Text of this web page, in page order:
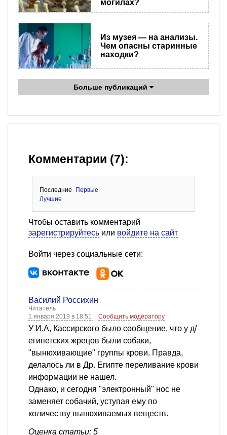
могилах?
Из музея — на анализы.
Чем опасны старинные
находки?
Больше публикаций
Комментарии (7):
Последние
Первые
Лучшие
Чтобы оставить комментарий
зарегистрируйтесь или войдите на сайт
Войти через социальные сети:
Василий Россихин
Читатель
1 января 2019 в 18:51
Сообщить модератору
У И.А, Кассирского было сообщение, что у д/
египетских жрецов были собаки,
"вынюхивающие" группы крови. Правда,
делалось ли в Др. Египте переливание крови
информации не нашел.
Однако, и сегодня "электронный" нос не
заменяет собачий, уступая ему по
количеству вынюхиваемых веществ.
Оценка статьи: 5